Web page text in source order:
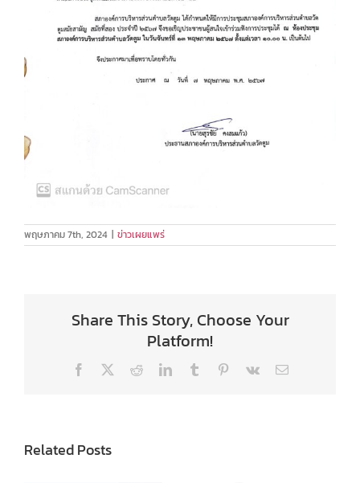
พฤษภาคม 7th, 2024 | ข่าวเผยแพร่
Share This Story, Choose Your
Platform!
Facebook RedditLinkedInTumblr Pinterest
Vk Email
Related Posts